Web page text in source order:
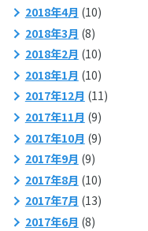
2018年4月 (10)
2018年3月 (8)
2018年2月 (10)
2018年1月 (10)
2017年12月 (11)
2017年11月 (9)
2017年10月 (9)
2017年9月 (9)
2017年8月 (10)
2017年7月 (13)
2017年6月 (8)